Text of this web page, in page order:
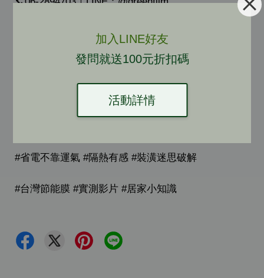
加入LINE好友
發問就送100元折扣碼
活動詳情
www.greenfilm.tw
#石膏板不隔熱 #裝潢知識 #天花板選材 #斷熱板
#省電不靠運氣 #隔熱有感 #裝潢迷思破解
#台灣節能膜 #實測影片 #居家小知識